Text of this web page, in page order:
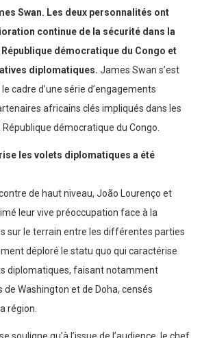
Swan. Les deux personnalités ont
continue de la sécurité dans la
démocratique du Congo et
diplomatiques. James Swan s’est
cadre d’une série d’engagements
africains clés impliqués dans les
démocratique du Congo.
les volets diplomatiques a été
de haut niveau, João Lourenço et
leur vive préoccupation face à la
sur le terrain entre les différentes parties
déploré le statu quo qui caractérise
diplomatiques, faisant notamment
de Washington et de Doha, censés
région.
souligne qu’à l’issue de l’audience, le chef